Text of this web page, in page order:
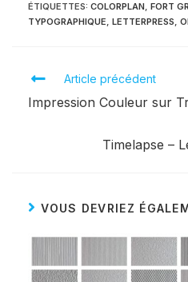
ÉTIQUETTES: COLORPLAN, FORT
TYPOGRAPHIQUE, LETTERPRESS,
Article précédent
Impression Couleur sur
Timelapse –
VOUS DEVRIEZ